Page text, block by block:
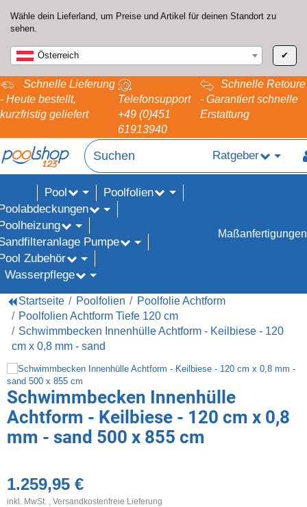
Wähle dein Lieferland, um Preise und Artikel für deinen Standort zu
sehen.
Österreich ✔
Schnelle Lieferung
- Heute bestellt,
kurzfristig geliefert
Telefonsupport
+49 (0)451
61913940
Schnelle Retoure
- Garantiert schnelle
Erstattung
Ratgeber
Pool
Poolfolien
Pumpe
Zubehör
Wasserpflege
Maßanfertigungen
Startseite Poolfolien
Poolfolie Achtform
Poolfolien Achtform Tiefe 120 cm
Schwimmbecken Innenhülle Achtform - Keilbiese - 120
cm x 0,8 mm - sand
Schwimmbecken Innenhülle
Achtform - Keilbiese - 120 cm x 0,8
mm - sand 500 x 855 cm
1.259,95 €
inkl. MwSt. , Versandkostenfreie Lieferung